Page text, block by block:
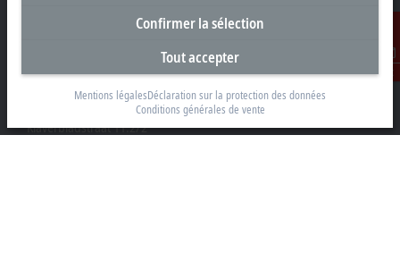
Contact
Siège social Belgique
Beckhoff Automation BV
Klaverbladstraat 11.2/2
Confirmer la sélection
Tout accepter
Mentions légalesDéclaration sur la protection des données
Conditions générales de vente